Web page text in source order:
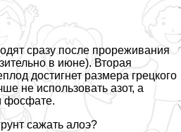
сразу после прореживания
в июне). Вторая
достигнет размера грецкого
не использовать азот, а
фосфате.
сажать алоэ?